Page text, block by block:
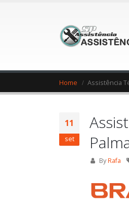
Home Assistência
11
set
ByRafa